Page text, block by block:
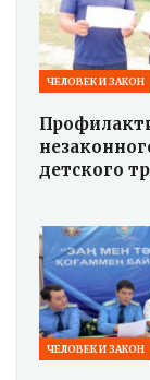
ЧЕЛОВЕК И ЗАКОН
детского
ЧЕЛОВЕК И ЗАКОН